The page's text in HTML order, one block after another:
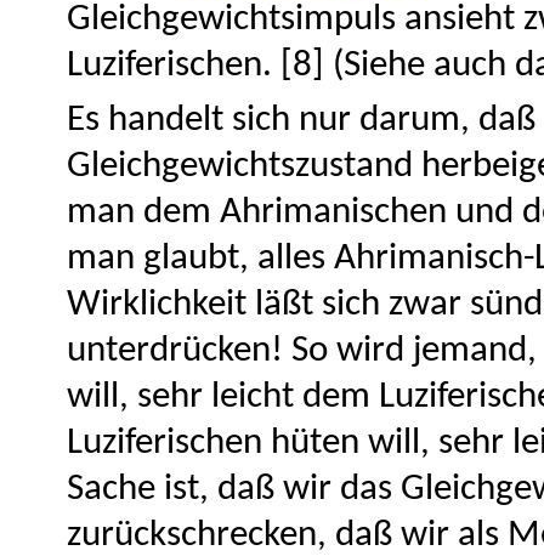
Gleichgewichtsimpuls ansieht
Luziferischen. [8] (Siehe auch
Es handelt sich nur darum,
Gleichgewichtszustand
man dem Ahrimanischen und
man glaubt, alles
Wirklichkeit läßt sich zwar
unterdrücken! So wird
will, sehr leicht dem
Luziferischen hüten will, sehr
Sache ist, daß wir das
zurückschrecken, daß wir als